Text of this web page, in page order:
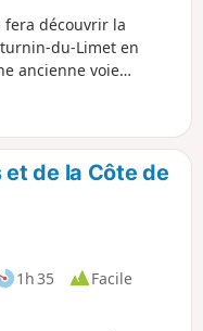
fera découvrir la
du-Limet en
ancienne voie
de la Côte de
1h 35
Facile